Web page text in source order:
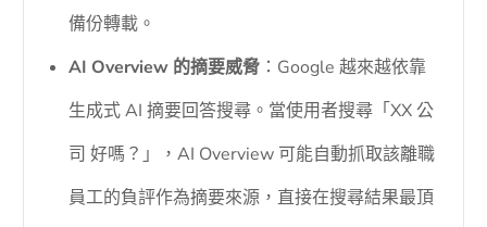
備份轉載。
AI Overview 的摘要威脅 ：Google 越來越依靠
生成式 AI 摘要回答搜尋。當使用者搜尋「XX 公
司 好嗎？」，AI Overview 可能自動抓取該離職
員工的負評作為摘要來源，直接在搜尋結果最頂